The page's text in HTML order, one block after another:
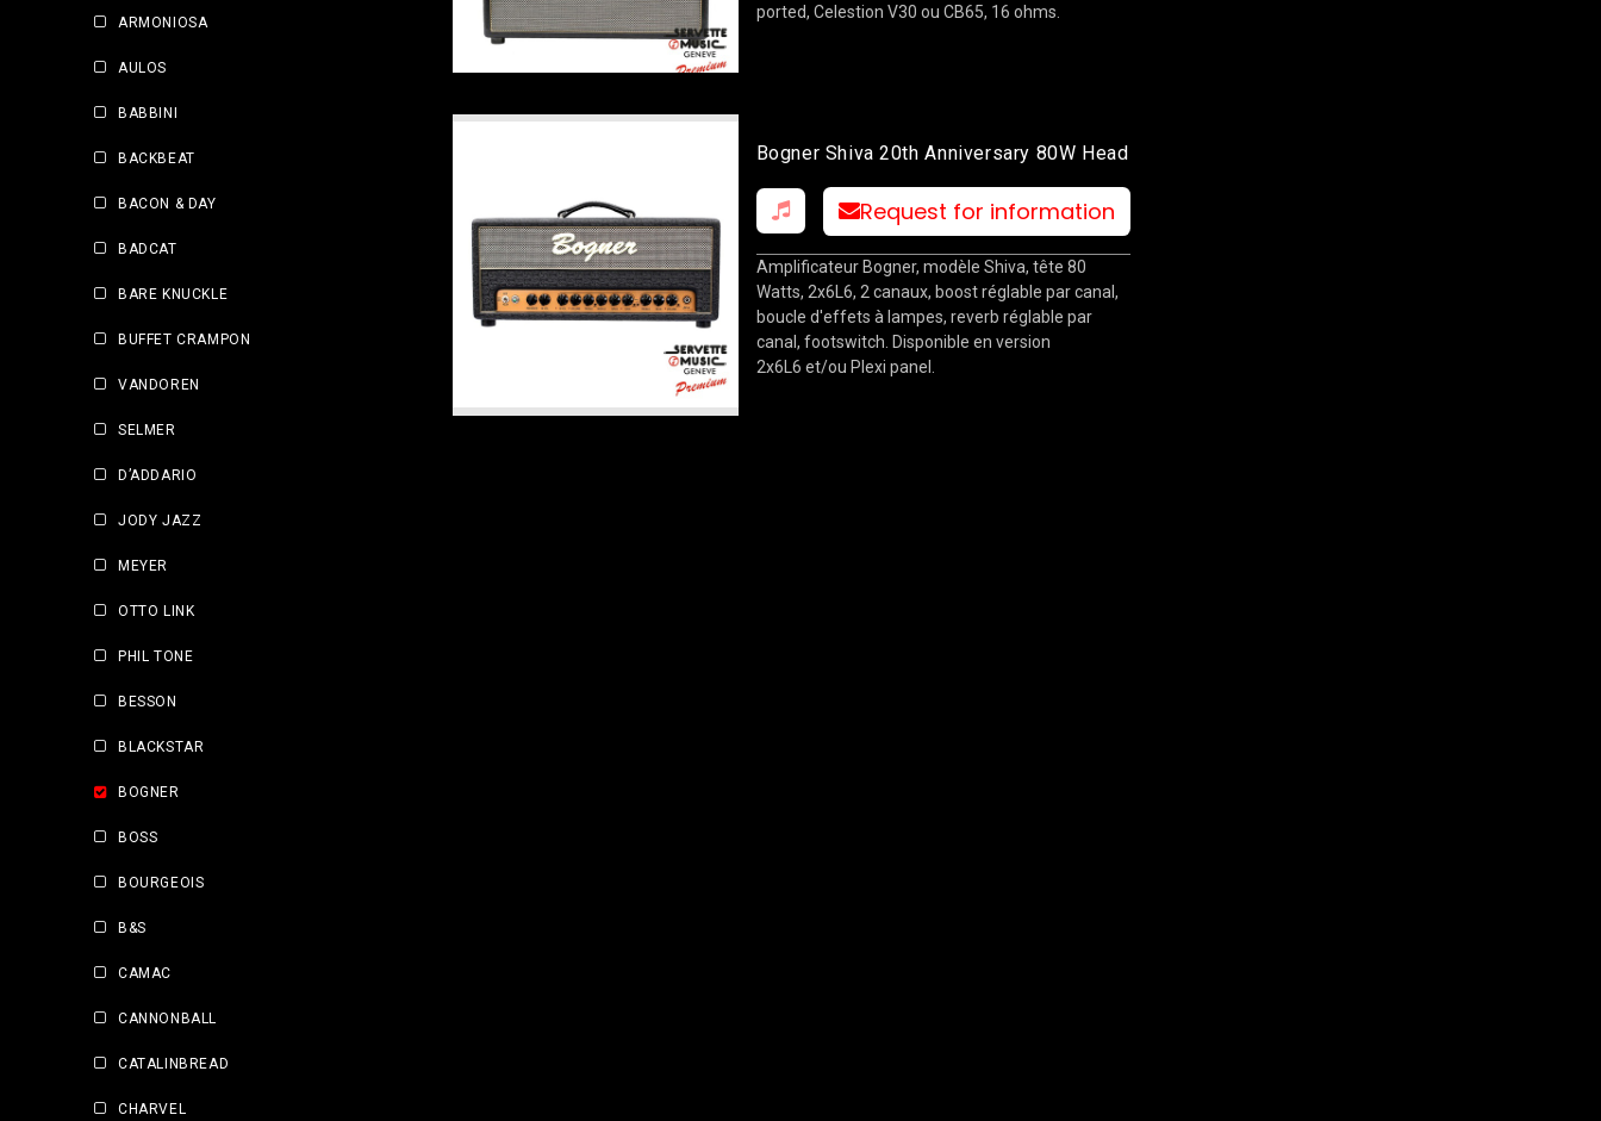
ARMONIOSA
AULOS
BABBINI
BACKBEAT
BACON & DAY
BADCAT
BARE KNUCKLE
BUFFET CRAMPON
VANDOREN
SELMER
D’ADDARIO
JODY JAZZ
MEYER
OTTO LINK
PHIL TONE
BESSON
BLACKSTAR
BOGNER
BOSS
BOURGEOIS
B&S
CAMAC
CANNONBALL
CATALINBREAD
CHARVEL
ported, Celestion V30 ou CB65, 16 ohms.
Bogner Shiva 20th Anniversary 80W Head
Request for information
Amplificateur Bogner, modèle Shiva, tête 80
Watts, 2x6L6, 2 canaux, boost réglable par canal,
boucle d'effets à lampes, reverb réglable par
canal, footswitch. Disponible en version
2x6L6 et/ou Plexi panel.